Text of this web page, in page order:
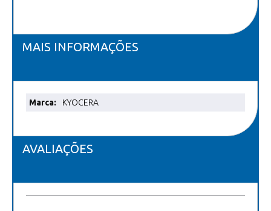
MAIS INFORMAÇÕES
Mais
KYOCERA
AVALIAÇÕES